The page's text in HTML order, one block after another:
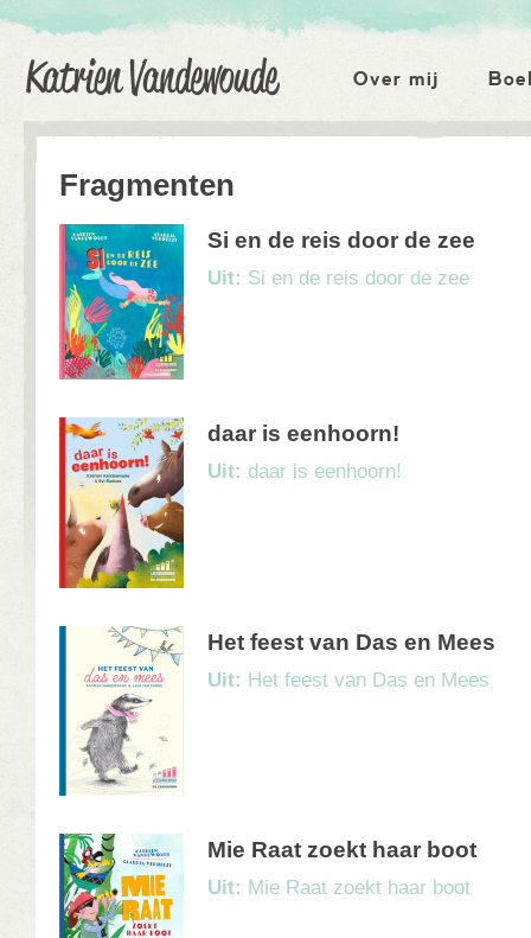
Katrien Vandewoude
Over mij
Fragmenten
Si en de reis door de zee
Uit: Si en de reis door de zee
daar is eenhoorn!
Uit: daar is eenhoorn!
Het feest van Das en Mees
Uit: Het feest van Das en Mees
Mie Raat zoekt haar boot
Uit: Mie Raat zoekt haar boot